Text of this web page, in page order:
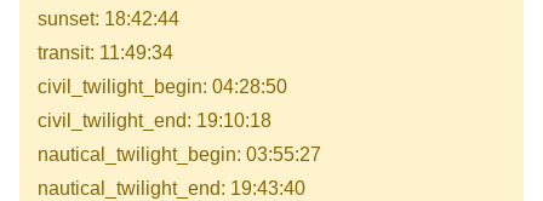
sunset: 18:42:44
transit: 11:49:34
civil_twilight_begin: 04:28:50
civil_twilight_end: 19:10:18
nautical_twilight_begin: 03:55:27
nautical_twilight_end: 19:43:40